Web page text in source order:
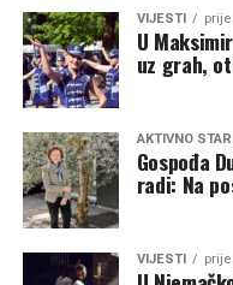
VIJESTI
U
uz grah,
AKTIVNO
Gospođa
radi: Na
VIJESTI